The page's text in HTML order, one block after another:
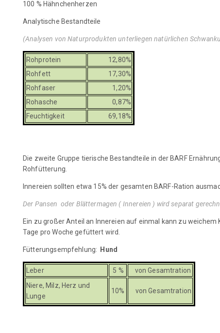
100 % Hähnchenherzen
Analytische Bestandteile
(Analysen von Naturprodukten unterliegen natürlichen
Rohprotein
12,80%
Rohfett
17,30%
Rohfaser
1,20%
Rohasche
0,87%
Feuchtigkeit
69,18%
Die zweite Gruppe tierische Bestandteile in der BARF
Rohfütterung.
Innereien sollten etwa 15% der gesamten BARF-Ration
Der Pansen oder Blättermagen ( Innereien ) wird separat
Ein zu großer Anteil an Innereien auf einmal kann zu
Tage pro Woche gefüttert wird.
Fütterungsempfehlung: Hund
Leber 5 %
von Gesamtration
Niere, Milz, Herz und
Lunge
10% von Gesamtration